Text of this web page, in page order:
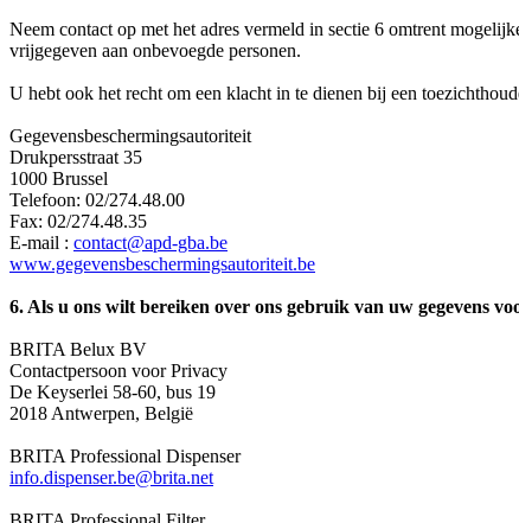
Neem contact op met het adres vermeld in sectie 6 omtrent
vrijgegeven aan onbevoegde personen.
U hebt ook het recht om een klacht in te dienen bij een
Gegevensbeschermingsautoriteit
Drukpersstraat 35
1000 Brussel
Telefoon: 02/274.48.00
Fax: 02/274.48.35
E-mail : contact@apd-gba.be
www.gegevensbeschermingsautoriteit.be
6. Als u ons wilt bereiken over ons gebruik van uw gegevens
BRITA Belux BV
Contactpersoon voor Privacy
De Keyserlei 58-60, bus 19
2018 Antwerpen, België
BRITA Professional Dispenser
info.dispenser.be@brita.net